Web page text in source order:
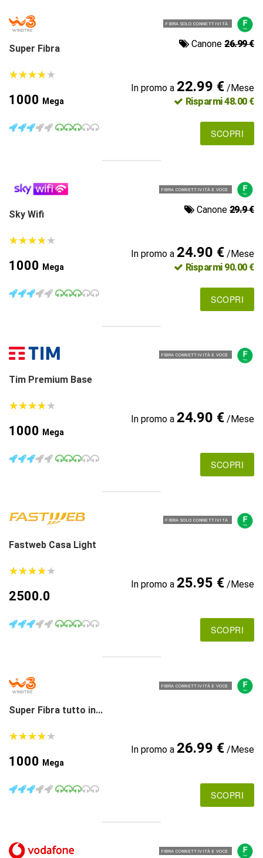
FIBRA SOLO CONNETTIVITÀ
Super Fibra Canone26.99 €
★★★★★
★★★★★
1000 Mega
In promo a 22.99 €/Mese
Risparmi 48.00 €
SCOPRI
FIBRA CONNETTIVITÀ E VOCE
Sky Wifi Canone 29.9 €
★★★★★
★★★★★
1000 Mega
In promo a 24.90 €/Mese
Risparmi 90.00 €
SCOPRI
FIBRA CONNETTIVITÀ E VOCE
Tim Premium Base
★★★★★
★★★★★
1000 Mega
In promo a 24.90 €/Mese
SCOPRI
FIBRA SOLO CONNETTIVITÀ
Fastweb Casa Light
★★★★★
★★★★★
2500.0
In promo a 25.95 €/Mese
SCOPRI
FIBRA CONNETTIVITÀ E VOCE
Super Fibra tutto in...
★★★★★
★★★★★
1000 Mega
In promo a 26.99 €/Mese
SCOPRI
FIBRA CONNETTIVITÀ E VOCE